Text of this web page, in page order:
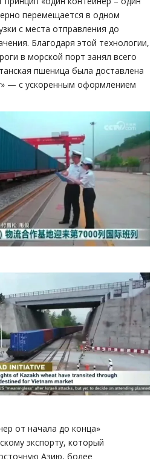
перемещается в одном
с места отправления до
Благодаря этой технологии,
в морской порт занял всего
пшеница была доставлена
— с ускоренным оформлением
от начала до конца»
экспорту, который
Азию, более